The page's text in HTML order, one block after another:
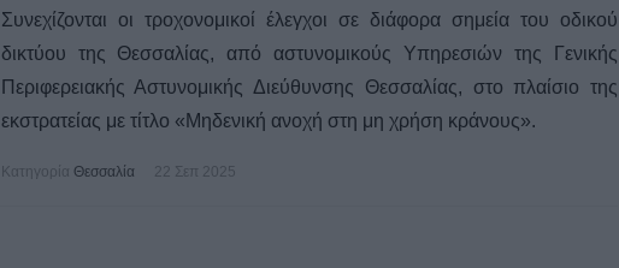
Συνεχίζονται οι τροχονομικοί έλεγχοι σε διάφορα σημεία του οδικού
δικτύου της Θεσσαλίας, από αστυνομικούς Υπηρεσιών της Γενικής
Περιφερειακής Αστυνομικής Διεύθυνσης Θεσσαλίας, στο πλαίσιο της
εκστρατείας με τίτλο «Μηδενική ανοχή στη μη χρήση κράνους».
Κατηγορία Θεσσαλία 22 Σεπ 2025